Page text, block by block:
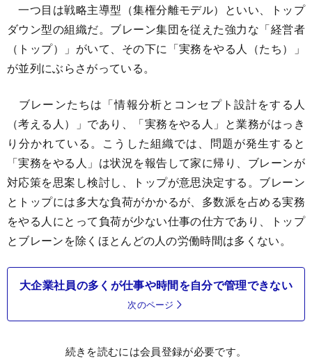
一つ目は戦略主導型（集権分離モデル）といい、トップ
ダウン型の組織だ。ブレーン集団を従えた強力な「経営者
（トップ）」がいて、その下に「実務をやる人（たち）」
が並列にぶらさがっている。
ブレーンたちは「情報分析とコンセプト設計をする人
（考える人）」であり、「実務をやる人」と業務がはっき
り分かれている。こうした組織では、問題が発生すると
「実務をやる人」は状況を報告して家に帰り、ブレーンが
対応策を思案し検討し、トップが意思決定する。ブレーン
とトップには多大な負荷がかかるが、多数派を占める実務
をやる人にとって負荷が少ない仕事の仕方であり、トップ
とブレーンを除くほとんどの人の労働時間は多くない。
大企業社員の多くが仕事や時間を自分で管理できない
次のページ
続きを読むには会員登録が必要です。